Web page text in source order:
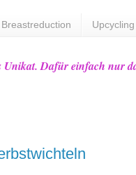
Unikat. Dafür einfach nur